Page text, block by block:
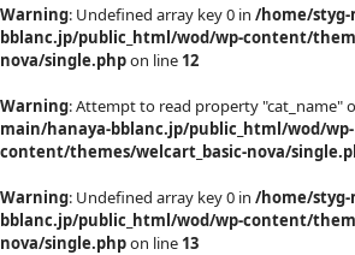
Warning: Undefined array key 0 in /home/
bblanc.jp/public_html/wod/wp-content/
nova/single.phpon line 12
Warning: Attempt to read property "cat_name"
main/hanaya-bblanc.jp/public_html/wod/wp-
content/themes/welcart_basic-nova/
Warning: Undefined array key 0 in /home/
bblanc.jp/public_html/wod/wp-content/
nova/single.phpon line 13